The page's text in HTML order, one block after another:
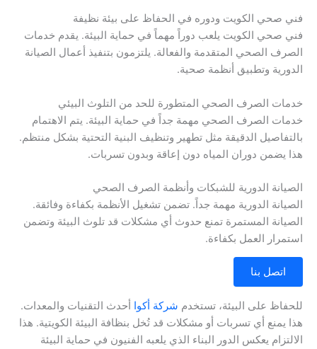
فني صحي الكويت ودوره في الحفاظ على بيئة نظيفة
فني صحي الكويت يلعب دوراً مهماً في حماية البيئة. يقدم خدمات
الصرف الصحي المتقدمة والفعالة. يلتزمون بتنفيذ أعمال الصيانة
الدورية وتطبيق أنظمة صحية.
خدمات الصرف الصحي المتطورة للحد من التلوث البيئي
خدمات الصرف الصحي مهمة جداً في حماية البيئة. يتم الاهتمام
بالتفاصيل الدقيقة مثل تطهير وتنظيف البنية التحتية بشكل منتظم.
هذا يضمن دوران المياه دون إعاقة وبدون تسربات.
الصيانة الدورية للشبكات وأنظمة الصرف الصحي
الصيانة الدورية مهمة جداً. تضمن تشغيل الأنظمة بكفاءة وفائقة.
الصيانة المستمرة تمنع حدوث أي مشكلات قد تلوث البيئة وتضمن
استمرار العمل بكفاءة.
اتصل بنا
للحفاظ على البيئة، تستخدم شركة أكوا أحدث التقنيات والمعدات.
هذا يمنع أي تسربات أو مشكلات قد تُخل بنظافة البيئة الكويتية. هذا
الالتزام يعكس الدور البناء الذي يلعبه الفنيون في حماية البيئة